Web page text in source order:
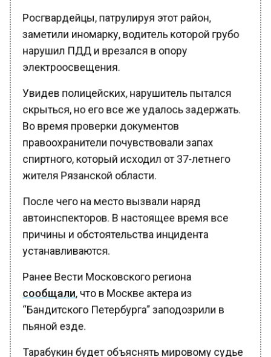
Росгвардейцы, патрулируя этот район,
заметили иномарку, водитель которой грубо
нарушил ПДД и врезался в опору
электроосвещения.
Увидев полицейских, нарушитель пытался
скрыться, но его все же удалось задержать.
Во время проверки документов
правоохранители почувствовали запах
спиртного, который исходил от 37-летнего
жителя Рязанской области.
После чего на место вызвали наряд
автоинспекторов. В настоящее время все
причины и обстоятельства инцидента
устанавливаются.
Ранее Вести Московского региона
сообщали, что в Москве актера из
“Бандитского Петербурга” заподозрили в
пьяной езде.